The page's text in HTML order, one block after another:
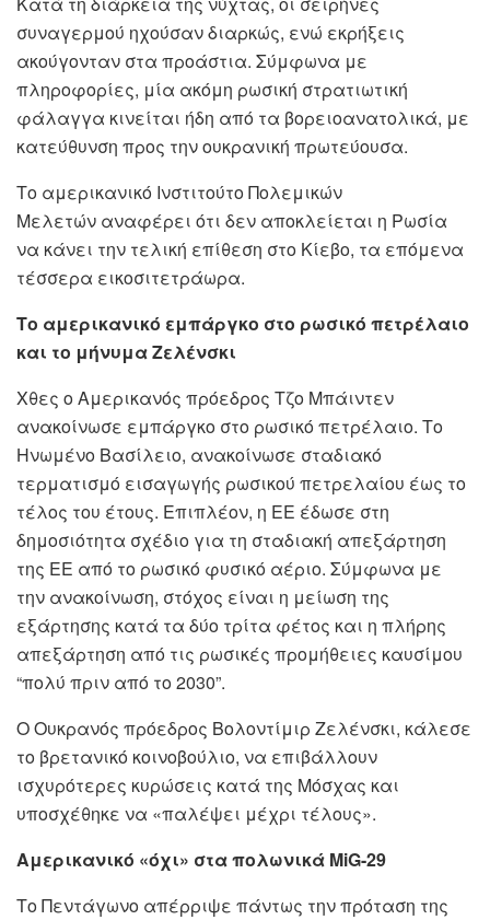
συναγερμού ηχούσαν διαρκώς, ενώ εκρήξεις
ακούγονταν στα προάστια. Σύμφωνα με
πληροφορίες, μία ακόμη ρωσική στρατιωτική
φάλαγγα κινείται ήδη από τα βορειοανατολικά, με
κατεύθυνση προς την ουκρανική πρωτεύουσα.
Το αμερικανικό Ινστιτούτο Πολεμικών
Μελετών αναφέρει ότι δεν αποκλείεται η Ρωσία
να κάνει την τελική επίθεση στο Κίεβο, τα επόμενα
τέσσερα εικοσιτετράωρα.
Το αμερικανικό εμπάργκο στο ρωσικό πετρέλαιο
και το μήνυμα Ζελένσκι
Χθες ο Αμερικανός πρόεδρος Τζο Μπάιντεν
ανακοίνωσε εμπάργκο στο ρωσικό πετρέλαιο. Το
Ηνωμένο Βασίλειο, ανακοίνωσε σταδιακό
τερματισμό εισαγωγής ρωσικού πετρελαίου έως το
τέλος του έτους. Επιπλέον, η ΕΕ έδωσε στη
δημοσιότητα σχέδιο για τη σταδιακή απεξάρτηση
της ΕΕ από το ρωσικό φυσικό αέριο. Σύμφωνα με
την ανακοίνωση, στόχος είναι η μείωση της
εξάρτησης κατά τα δύο τρίτα φέτος και η πλήρης
απεξάρτηση από τις ρωσικές προμήθειες καυσίμου
“πολύ πριν από το 2030”.
Ο Ουκρανός πρόεδρος Βολοντίμιρ Ζελένσκι, κάλεσε
το βρετανικό κοινοβούλιο, να επιβάλλουν
ισχυρότερες κυρώσεις κατά της Μόσχας και
υποσχέθηκε να «παλέψει μέχρι τέλους».
Αμερικανικό «όχι» στα πολωνικά MiG-29
Το Πεντάγωνο απέρριψε πάντως την πρόταση της